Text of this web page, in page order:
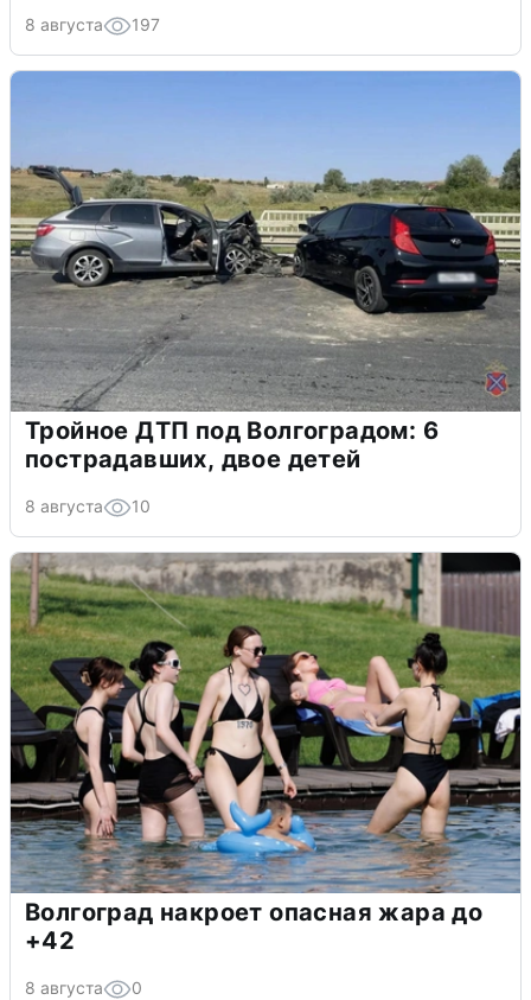
8 августа 197
Тройное ДТП под Волгоградом: 6
пострадавших, двое детей
8 августа 10
Волгоград накроет опасная жара до
+42
8 августа 0